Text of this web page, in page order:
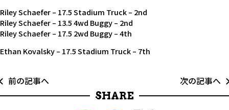
Riley Schaefer – 17.5 Stadium Truck – 2nd
Riley Schaefer – 13.5 4wd Buggy – 2nd
Riley Schaefer – 17.5 2wd Buggy – 4th
Ethan Kovalsky – 17.5 Stadium Truck – 7th
前の記事へ
次の記事へ
SHARE